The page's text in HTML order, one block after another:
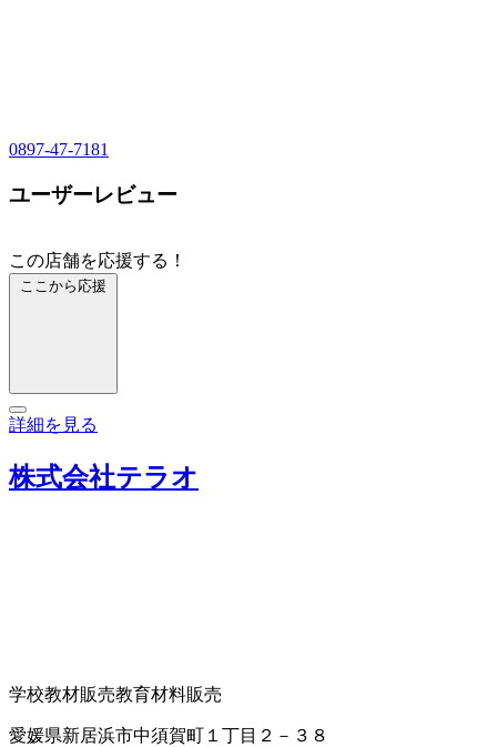
0897-47-7181
ユーザーレビュー
この店舗を応援する！
ここから応援
詳細を見る
株式会社テラオ
学校教材販売教育材料販売
愛媛県新居浜市中須賀町１丁目２－３８